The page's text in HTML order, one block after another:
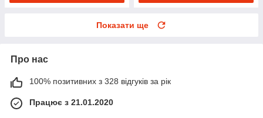
Показати ще
Про нас
100% позитивних з 328 відгуків за рік
Працює з 21.01.2020